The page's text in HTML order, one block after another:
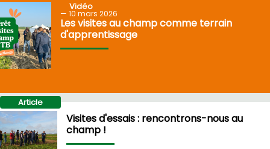
Vidéo
10mars 2026
Les visites au champ comme terrain
d'apprentissage
Article
Visites d'essais : rencontrons-nous au
champ !